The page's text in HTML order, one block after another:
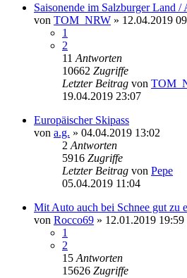
Saisonende im Salzburger Land
von TOM_NRW » 12.04.2019
1
2
11 Antworten
10662 Zugriffe
Letzter Beitrag von
19.04.2019 23:07
Europäischer Skipass
von a.g. » 04.04.2019 13:02
2 Antworten
5916 Zugriffe
Letzter Beitrag von Pepe
05.04.2019 11:04
Mit Auto auch bei Schnee gut zu
von Rocco69 » 12.01.2019 19:59
1
2
15 Antworten
15626 Zugriffe